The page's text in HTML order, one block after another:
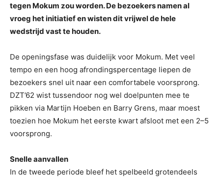
tegen Mokum zou worden. De bezoekers namen al
vroeg het initiatief en wisten dit vrijwel de hele
wedstrijd vast te houden.
De openingsfase was duidelijk voor Mokum. Met veel
tempo en een hoog afrondingspercentage liepen de
bezoekers snel uit naar een comfortabele voorsprong.
DZT’62 wist tussendoor nog wel doelpunten mee te
pikken via Martijn Hoeben en Barry Grens, maar moest
toezien hoe Mokum het eerste kwart afsloot met een 2–5
voorsprong.
Snelle aanvallen
In de tweede periode bleef het spelbeeld grotendeels